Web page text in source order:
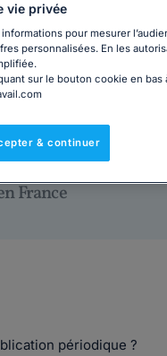
cm)
Garantie à jour au
Imprimé le jour de
Expédition en 24/48h
Chronopost
France
périodique ?
vie privée
pour mesurer
personnalisées. En les
sur le bouton cookie en bas
& continuer